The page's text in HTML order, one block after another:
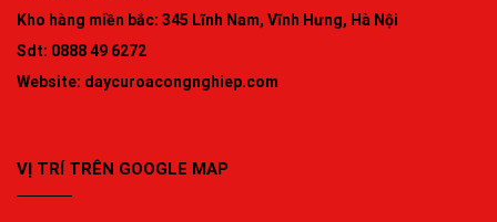
Kho hàng miền bắc: 345 Lĩnh Nam, Vĩnh Hưng, Hà Nội
Sdt: 0888 49 6272
Website: daycuroacongnghiep.com
VỊ TRÍ TRÊN GOOGLE MAP